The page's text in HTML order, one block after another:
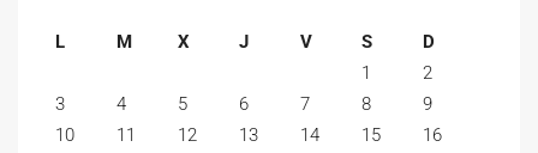
L M X J V S
D
1
2
3
4 5 6 7 8
9
10
11 12 13 14 15
16